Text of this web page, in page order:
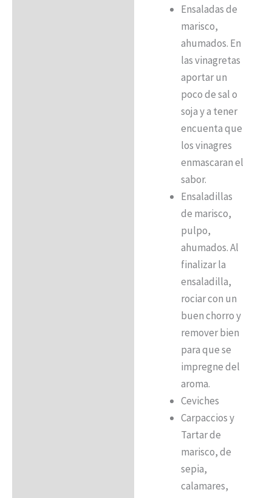
Ensaladas de
marisco,
ahumados. En
las vinagretas
aportar un
poco de sal o
soja y a tener
encuenta que
los vinagres
enmascaran el
sabor.
Ensaladillas
de marisco,
pulpo,
ahumados. Al
finalizar la
ensaladilla,
rociar con un
buen chorro y
remover bien
para que se
impregne del
aroma.
Ceviches
Carpaccios y
Tartar de
marisco, de
sepia,
calamares,